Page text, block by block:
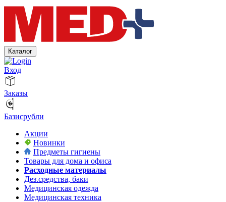
Каталог
Вход
Заказы
Базисрубли
Акции
Новинки
Предметы гигиены
Товары для дома и офиса
Расходные материалы
Дез.средства, баки
Медицинская одежда
Медицинская техника